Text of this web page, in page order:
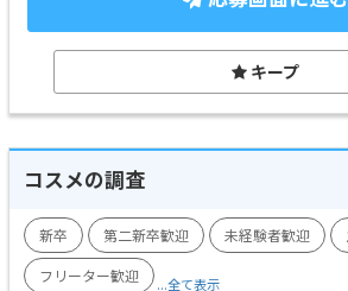
キープ
コスメの調査
新卒 第二新卒歓迎 未経験者歓迎
フリーター歓迎
...全て表示